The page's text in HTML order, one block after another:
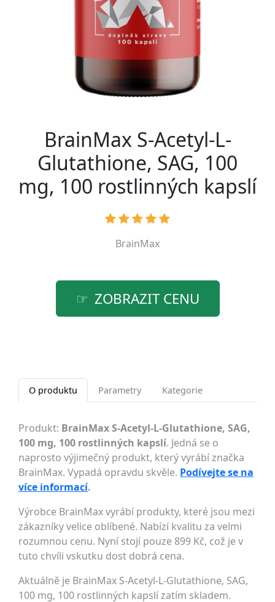
BrainMax S-Acetyl-L-
Glutathione, SAG, 100
mg, 100 rostlinných kapslí
BrainMax
ZOBRAZIT CENU
O produktu Parametry Kategorie
Produkt: BrainMax S-Acetyl-L-Glutathione, SAG,
100 mg, 100 rostlinných kapslí. Jedná se o
naprosto výjimečný produkt, který vyrábí značka
BrainMax. Vypadá opravdu skvěle. Podívejte se na
více informací.
Výrobce BrainMax vyrábí produkty, které jsou mezi
zákazníky velice oblíbené. Nabízí kvalitu za velmi
rozumnou cenu. Nyní stojí pouze 899 Kč, což je v
tuto chvíli vskutku dost dobrá cena.
Aktuálně je BrainMax S-Acetyl-L-Glutathione, SAG,
100 mg, 100 rostlinných kapslí zatím skladem.